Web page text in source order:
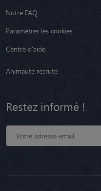
Besoin d'aide ?
Nous contacter
Notre FAQ
Paramétrer les cookies
Animaute recrute
Restez informé !